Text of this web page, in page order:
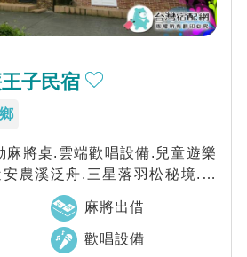
子民宿
麻將桌.雲端歡唱設備.兒童遊樂
農溪泛舟.三星落羽松秘境.梅
熱.張美...
麻將出借
歡唱設備